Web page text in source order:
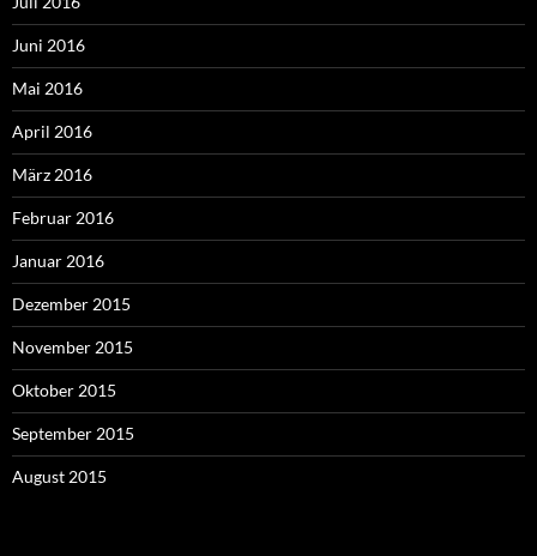
Juni 2016
Mai 2016
April 2016
März 2016
Februar 2016
Januar 2016
Dezember 2015
November 2015
Oktober 2015
September 2015
August 2015